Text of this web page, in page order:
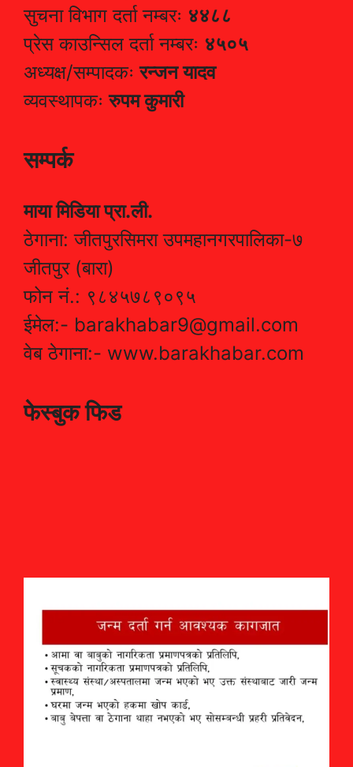
सुचना विभाग दर्ता नम्बरः ४४८८
प्रेस काउन्सिल दर्ता नम्बरः ४५०५
अध्यक्ष/सम्पादकःरन्जन यादव
व्यवस्थापकःरुपम कुमारी
सम्पर्क
माया मिडिया प्रा.ली.
ठेगाना: जीतपुरसिमरा उपमहानगरपालिका-७
जीतपुर (बारा)
फोन नं.: ९८४५७८९०९५
ईमेल:- barakhabar9@gmail.com
वेब ठेगाना:- www.barakhabar.com
फेस्बुक फिड